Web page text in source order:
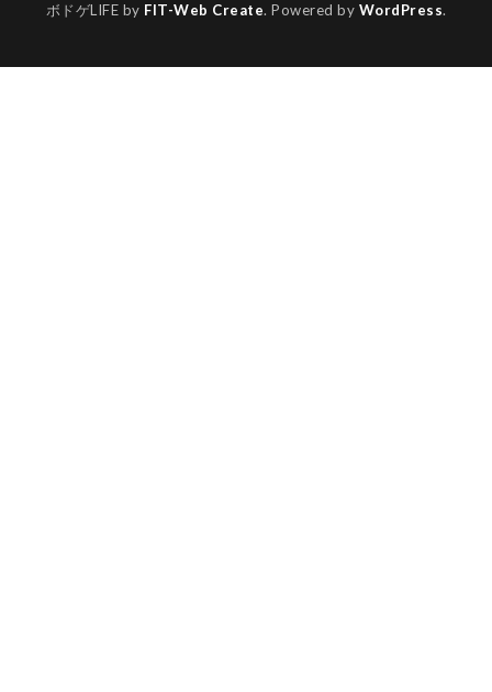
ボドゲLIFE by FIT-Web Create. Powered by WordPress.